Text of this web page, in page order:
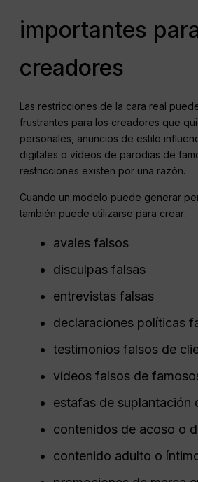
importantes
creadores
Las restricciones de la cara real
frustrantes para los creadores que
personales, anuncios de estilo
digitales o vídeos de parodias de
restricciones existen por una razón.
Cuando un modelo puede generar
también puede utilizarse para crear:
avales falsos
disculpas falsas
entrevistas falsas
declaraciones políticas
testimonios falsos de
vídeos falsos de
estafas de suplantación
contenidos de acoso o
contenido adulto o